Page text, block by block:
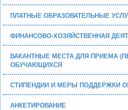
ПЛАТНЫЕ ОБРАЗОВАТЕЛЬНЫЕ
ФИНАНСОВО-ХОЗЯЙСТВЕННАЯ
ВАКАНТНЫЕ МЕСТА ДЛЯ ПРИЕМА
ОБУЧАЮЩИХСЯ
СТИПЕНДИИ И МЕРЫ ПОДДЕРЖКИ
АНКЕТИРОВАНИЕ